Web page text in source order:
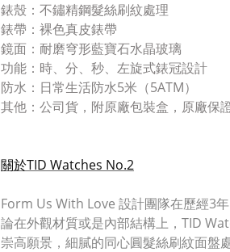
錶殼：不鏽精鋼髮絲刷紋處理
錶帶：裸色真皮錶帶
鏡面：耐磨穹形藍寶石水晶玻璃
功能：時、分、秒、左旋式錶冠設計
防水：日常生活防水5米（5ATM）
其他：公司貨，附原廠包裝盒，原廠保
關於TID Watches No.2
Form Us With Love 設計團隊在歷經3
論在外觀材質或是內部結構上，TID
崇高願景，細膩的同心圓髮絲刷紋面盤